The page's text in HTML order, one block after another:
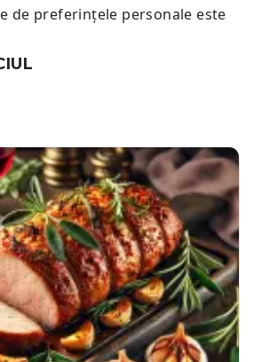
de preferințele personale este